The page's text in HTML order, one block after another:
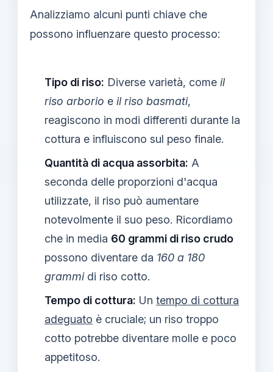
Analizziamo alcuni punti chiave che
possono influenzare questo processo:
Tipo di riso: Diverse varietà, come il
riso arborio e il riso basmati,
reagiscono in modi differenti durante la
cottura e influiscono sul peso finale.
Quantità di acqua assorbita: A
seconda delle proporzioni d'acqua
utilizzate, il riso può aumentare
notevolmente il suo peso. Ricordiamo
che in media 60 grammi di riso crudo
possono diventare da 160 a 180
grammidi riso cotto.
Tempo di cottura: Un tempo di cottura
adeguato è cruciale; un riso troppo
cotto potrebbe diventare molle e poco
appetitoso.